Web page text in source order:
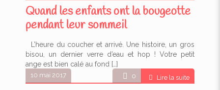
10 mai 2017
Quand les enfants ont la bougeotte
pendant leur sommeil
L’heure du coucher et arrivé. Une histoire, un gros
bisou, un dernier verre d’eau et hop ! Votre petit
ange est bien calé au fond […]
0 Lire la suite